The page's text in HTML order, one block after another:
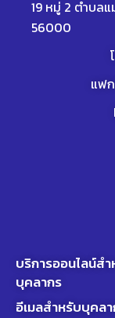
19 หมู่ 2 ตำบลแ
56000
แฟ
บริการออนไลน์ส
บุคลากร
อีเมลสำหรับบุคล